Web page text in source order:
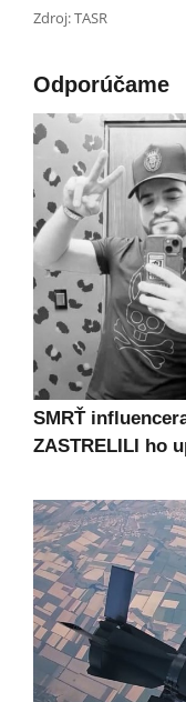
Zdroj: TASR
Odporúčame
SMRŤ
ZASTRELILI ho